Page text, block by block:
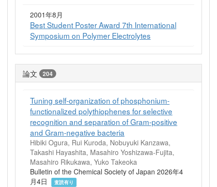
2001年8月
Best Student Poster Award 7th International
Symposium on Polymer Electrolytes
論文 204
Tuning self-organization of phosphonium-
functionalized polythiophenes for selective
recognition and separation of Gram-positive
and Gram-negative bacteria
Hibiki Ogura, Rui Kuroda, Nobuyuki Kanzawa,
Takashi Hayashita, Masahiro Yoshizawa-Fujita,
Masahiro Rikukawa, Yuko Takeoka
Bulletin of the Chemical Society of Japan 2026年4
月4日
査読有り